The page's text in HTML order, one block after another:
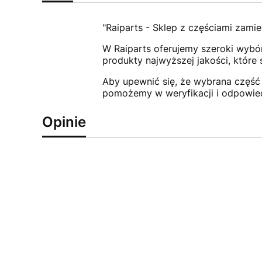
"Raiparts - Sklep z częściami
W Raiparts oferujemy szeroki
produkty najwyższej jakości, które
Aby upewnić się, że wybrana
pomożemy w weryfikacji i
Opinie